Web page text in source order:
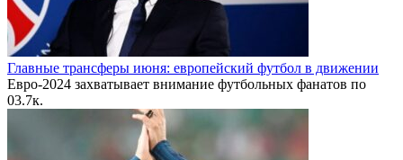
Главные трансферы июня: европейский футбол в движении
Евро-2024 захватывает внимание футбольных фанатов по
03.7к.